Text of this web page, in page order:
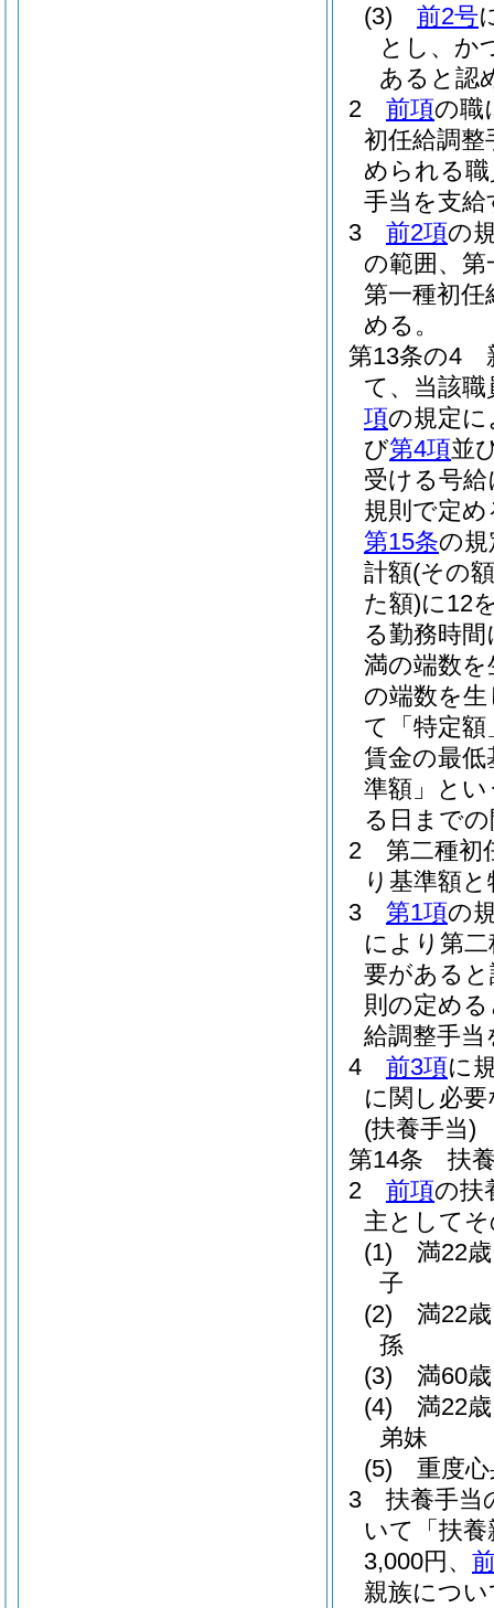
(3)
前2号
とし、か
あると認
2
前項の職
初任給調
められる
手当を支給
3
前2項の
の範囲、第
第一種初任
める。
第13条の4
て、当該
項の規定
び第4項並
受ける号
規則で定
第15条の規
計額(その
た額)に12
る勤務時
満の端数
の端数を
て「特定
賃金の最
準額」とい
る日まで
2
第二種初
り基準額
3
第1項の
により第
要がある
則の定め
給調整手
4
前3項に
に関し必
(扶養手当)
第14条
扶
2
前項の扶
主として
(1)
満22
子
(2)
満22
孫
(3)
満60
(4)
満22
弟妹
(5)
重度
3
扶養手当
いて「扶
3,000円、
親族につ